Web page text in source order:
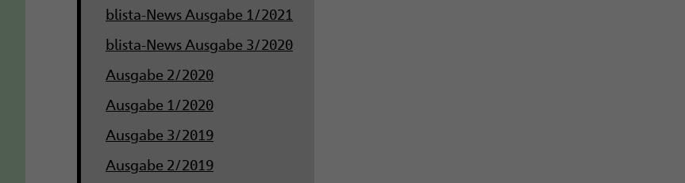
blista-News Ausgabe 1/2021
blista-News Ausgabe 3/2020
Ausgabe 2/2020
Ausgabe 1/2020
Ausgabe 3/2019
Ausgabe 2/2019